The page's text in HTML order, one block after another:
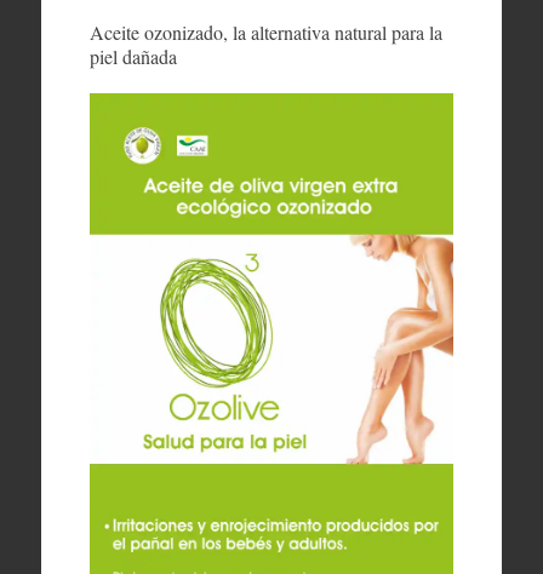
Aceite ozonizado, la alternativa natural para la
piel dañada